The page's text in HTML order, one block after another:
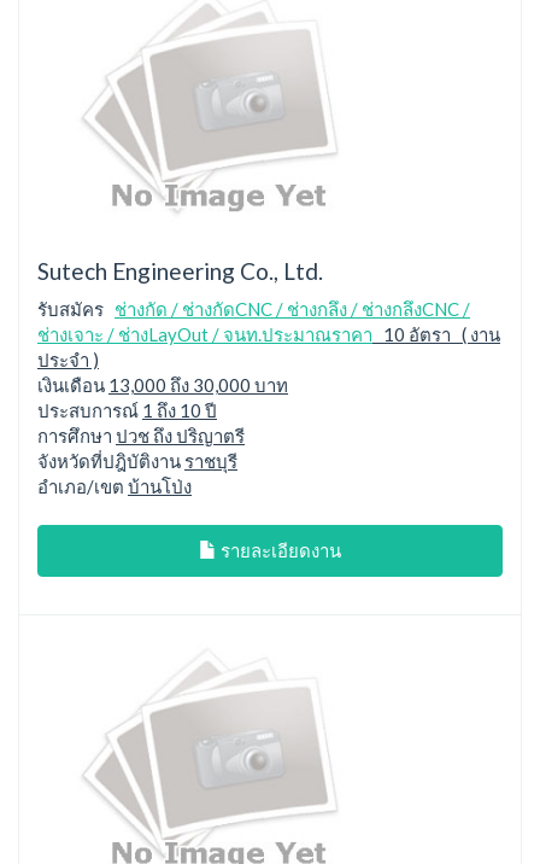
Sutech Engineering Co., Ltd.
รับสมัคร ช่างกัด / ช่างกัดCNC / ช่างกลึง / ช่างกลึงCNC /
ช่างเจาะ / ช่างLayOut / จนท.ประมาณราคา 10 อัตรา ( งาน
ประจำ )
เงินเดือน 13,000 ถึง 30,000 บาท
ประสบการณ์ 1 ถึง 10 ปี
การศึกษา ปวช ถึง ปริญาตรี
จังหวัดที่ปฎิบัติงาน ราชบุรี
อำเภอ/เขต บ้านโป่ง
รายละเอียดงาน